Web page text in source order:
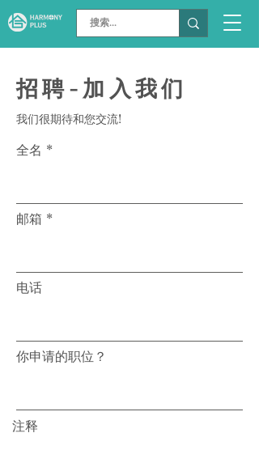
招聘-加入我们
我们很期待和您交流!
全名
邮箱
电话
你申请的职位？
注释